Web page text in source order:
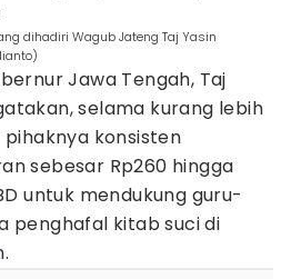
dihadiri Wagub Jateng Taj Yasin
Jawa Tengah, Taj
selama kurang lebih
konsisten
sebesar Rp260 hingga
untuk mendukung guru-
penghafal kitab suci di